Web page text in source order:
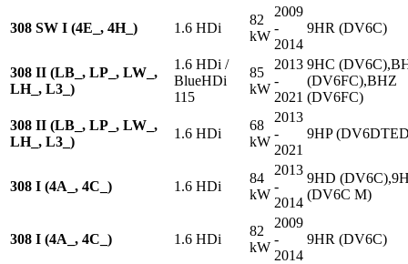
308 SW I (4E_, 4H_) 1.6 HDi
82
kW
2009
-
2014
9HR (DV6C)
308 II (LB_, LP_, LW_,
LH_, L3_)
1.6 HDi /
BlueHDi
115
85
kW
2013
-
2021
9HC
(DV6FC),BHZ
(DV6FC)
308 II (LB_, LP_, LW_,
LH_, L3_)
1.6 HDi
68
kW
2013
-
2021
9HP
308 I (4A_, 4C_) 1.6 HDi
84
kW
2013
-
2014
9HD
(DV6C M)
308 I (4A_, 4C_) 1.6 HDi
82
kW
2009
-
2014
9HR (DV6C)